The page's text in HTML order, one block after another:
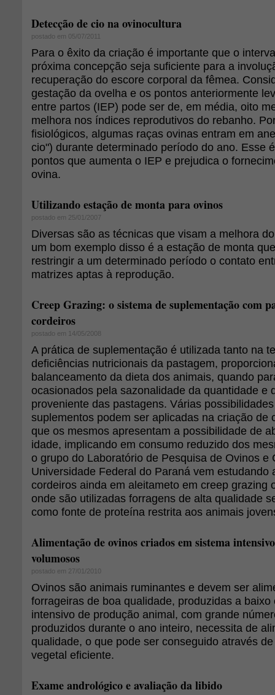
Detecção de cio na ovinocultura
postado em 05/07/2011
Para o êxito da criação é importante que o
próxima concepção seja suficiente para a
recuperação do escore corporal da fêmea.
gestação da ovelha e os pontos anteriormente
entre partos (IEP) pode ser de, em média, oito
melhora nos índices reprodutivos do rebanho.
fisiológicos, algumas raças ovinas entram em
cio") durante determinado período do ano. Esse
pontos que aumenta o IEP e prejudica o
ovina.
Utilizando estação de monta para ovinos
postado em 25/01/2007
Diversas são as técnicas que visam a melhora
um bom exemplo disso é a estação de monta
restringir a um determinado período o contato
matrizes aptas à reprodução.
Creep Grazing: o sistema de suplementação com
cordeiros
postado em 14/05/2008
A prática de suplementação é utilizada tanto na
deficiências nutricionais da pastagem,
balanceamento da dieta dos animais, quando
ocasionados pela sazonalidade da quantidade e
proveniente das pastagens. Várias
suplementos podem ser aplicadas na criação de
que os mesmos apresentam a possibilidade de
idade, implicando em consumo reduzido dos
o grupo do Laboratório de Pesquisa de Ovinos e
Universidade Federal do Paraná vem estudando
cordeiros ainda em aleitameto em creep grazing
onde são utilizadas forragens de alta qualidade
como fonte de proteína restrita aos animais
Alimentação de ovinos criados em sistema
volumosos
postado em 27/01/2010
Ovinos são animais ruminantes e devem ser
forrageiras de boa qualidade, produzidas a
intensivo de produção animal, com grande
produzidos durante o ano inteiro, necessita de
qualidade, o que pode ser conseguido através
vegetal eficiente.
Exame andrológico e avaliação da libido